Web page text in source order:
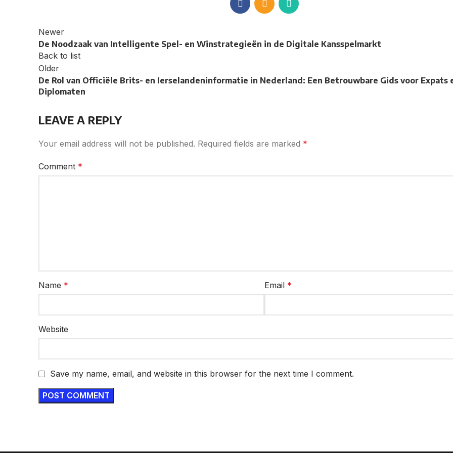
Newer
De Noodzaak van Intelligente Spel- en Winstrategieën in de Digitale Kansspelmarkt
Back to list
Older
De Rol van Officiële Brits- en Ierselandeninformatie in Nederland: Een Betrouwbare Gids voor Expats
Diplomaten
LEAVE A REPLY
Your email address will not be published. Required fields are marked *
Comment *
Name * Email *
Website
Save my name, email, and website in this browser for the next time I comment.